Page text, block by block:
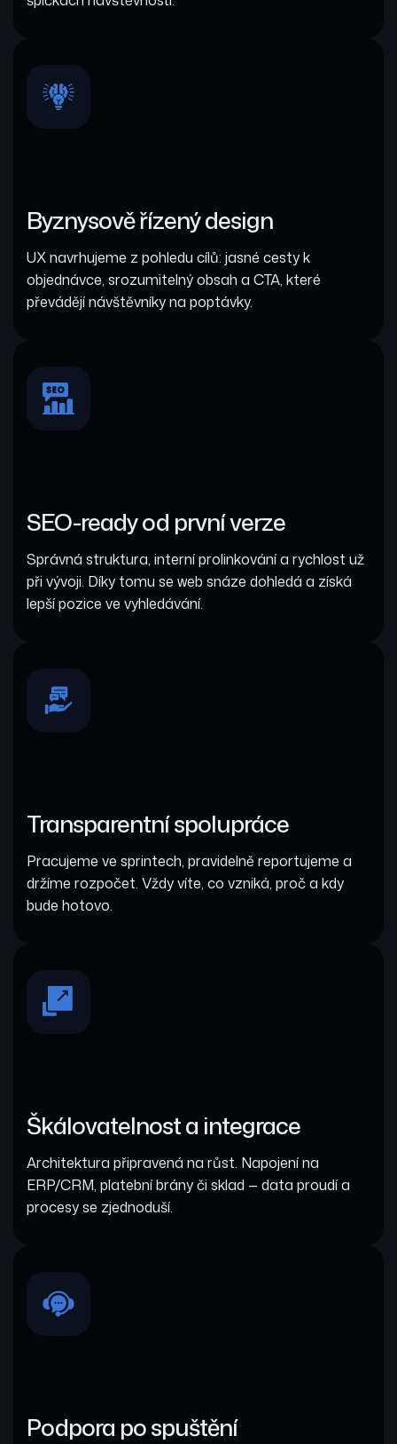
Byznysově řízený design
UX navrhujeme z pohledu cílů: jasné cesty k
objednávce, srozumitelný obsah a CTA, které
převádějí návštěvníky na poptávky.
SEO-ready od první verze
Správná struktura, interní prolinkování a rychlost už
při vývoji. Díky tomu se web snáze dohledá a získá
lepší pozice ve vyhledávání.
Transparentní spolupráce
Pracujeme ve sprintech, pravidelně reportujeme a
držíme rozpočet. Vždy víte, co vzniká, proč a kdy
bude hotovo.
Škálovatelnost a integrace
Architektura připravená na růst. Napojení na
ERP/CRM, platební brány či sklad — data proudí a
procesy se zjednoduší.
Podpora po spuštění